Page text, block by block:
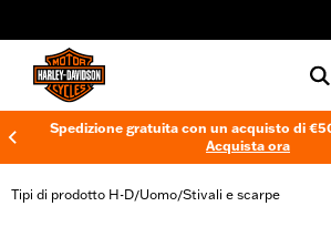
Spedizione gratuita con un acquisto di
Acquista ora
Tipi di prodotto H-D/Uomo/Stivali e scarpe